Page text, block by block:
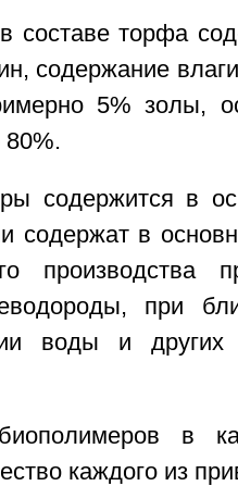
составе торфа
содержание
5% золы,
80%.
содержится в
содержат в
производства
при
воды и других
в
каждого из